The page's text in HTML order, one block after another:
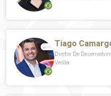
Tiago
Veolia